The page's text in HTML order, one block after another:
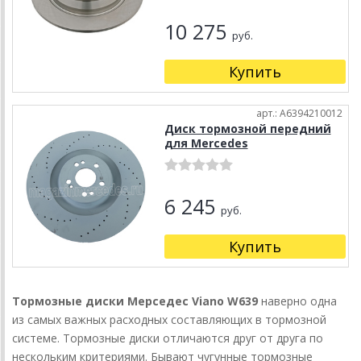
10 275 руб.
Купить
арт.: A6394210012
Диск тормозной передний
для Mercedes
6 245 руб.
Купить
Тормозные диски Мерседес Viano W639 наверно одна
из самых важных расходных составляющих в тормозной
системе. Тормозные диски отличаются друг от друга по
нескольким критериями. Бывают чугунные тормозные